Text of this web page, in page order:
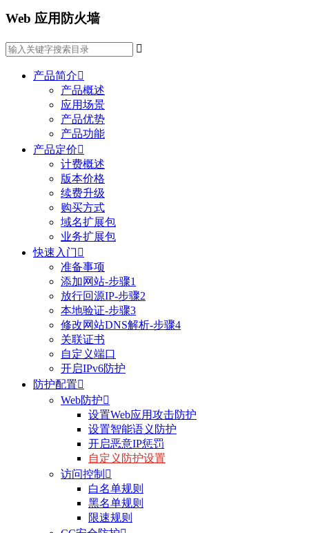
Web 应用防火墙

产品简介
产品概述
应用场景
产品优势
产品功能
产品定价
计费概述
版本价格
续费升级
购买方式
域名扩展包
业务扩展包
快速入门 
准备事项
添加网站-步骤1
放行回源IP-步骤2
本地验证-步骤3
修改网站DNS解析-步骤4
关联证书
自定义端口
开启IPv6防护
防护配置
Web防护
设置Web应用攻击防护
设置智能语义防护
开启恶意IP惩罚
自定义防护设置
访问控制 
白名单规则
黑名单规则
限速规则